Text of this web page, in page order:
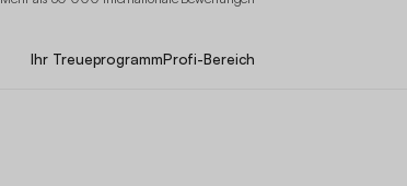
Ihr TreueprogrammProfi-Bereich